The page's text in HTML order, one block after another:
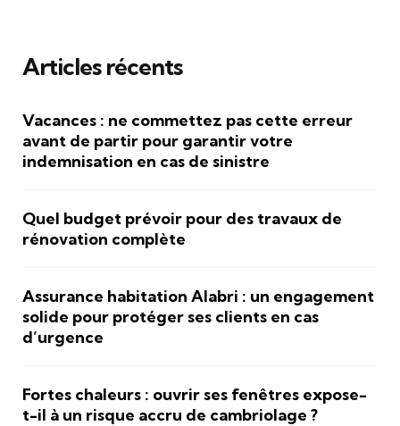
Articles récents
Vacances : ne commettez pas cette erreur
avant de partir pour garantir votre
indemnisation en cas de sinistre
Quel budget prévoir pour des travaux de
rénovation complète
Assurance habitation Alabri : un engagement
solide pour protéger ses clients en cas
d’urgence
Fortes chaleurs : ouvrir ses fenêtres expose-
t-il à un risque accru de cambriolage ?